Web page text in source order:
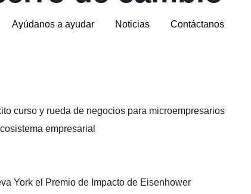
Ayúdanos a ayudar Noticias Contáctanos
curso y rueda de negocios para microempresarios
empresarial
York el Premio de Impacto de Eisenhower